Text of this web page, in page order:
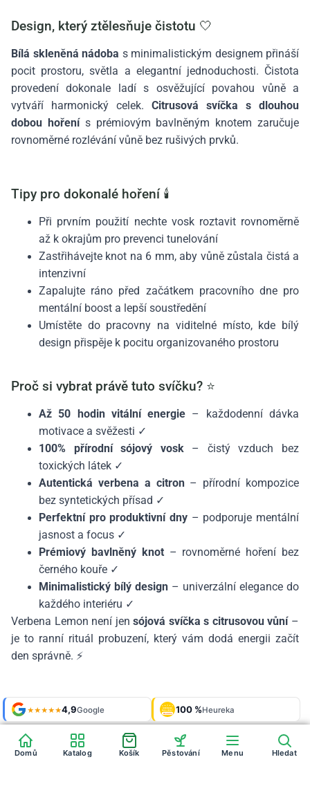
Design, který ztělesňuje čistotu 🤍
Bílá skleněná nádoba s minimalistickým designem přináší
pocit prostoru, světla a elegantní jednoduchosti. Čistota
provedení dokonale ladí s osvěžující povahou vůně a
vytváří harmonický celek. Citrusová svíčka s dlouhou
dobou hořenís prémiovým bavlněným knotem zaručuje
rovnoměrné rozlévání vůně bez rušivých prvků.
Tipy pro dokonalé hoření 🕯️
Při prvním použití nechte vosk roztavit rovnoměrně
až k okrajům pro prevenci tunelování
Zastřihávejte knot na 6 mm, aby vůně zůstala čistá a
intenzivní
Zapalujte ráno před začátkem pracovního dne pro
mentální boost a lepší soustředění
Umístěte do pracovny na viditelné místo, kde bílý
design přispěje k pocitu organizovaného prostoru
Proč si vybrat právě tuto svíčku? ⭐
Až 50 hodin vitální energie – každodenní dávka
motivace a svěžesti ✓
100% přírodní sójový vosk– čistý vzduch bez
toxických látek ✓
Autentická verbena a citron– přírodní kompozice
bez syntetických přísad ✓
Perfektní pro produktivní dny – podporuje mentální
jasnost a focus ✓
Prémiový bavlněný knot– rovnoměrné hoření bez
černého kouře ✓
Minimalistický bílý design – univerzální elegance do
každého interiéru ✓
Verbena Lemon není jensójová svíčka s citrusovou vůní–
je to ranní rituál probuzení, který vám dodá energii začít
den správně. ⚡
★★★★★4,9Google OVĚŘENO
ZÁKAZNÍKY
Heureka 100 %Heureka
Shop roku'24 + '25 Galerie925 fotek
Domů Katalog Košík Pěstování Menu Hledat